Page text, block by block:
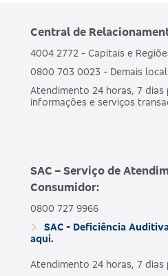
Central de
4004 2772 - Capitais e
0800 703 0023 - Demais
Atendimento 24 horas, 7 dias
informações e serviços
SAC – Serviço de
Consumidor:
0800 727 9966
SAC - Deficiência
aqui.
Atendimento 24 horas, 7 dias